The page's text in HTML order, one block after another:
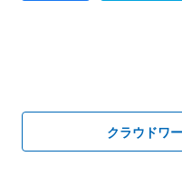
クラウドワ